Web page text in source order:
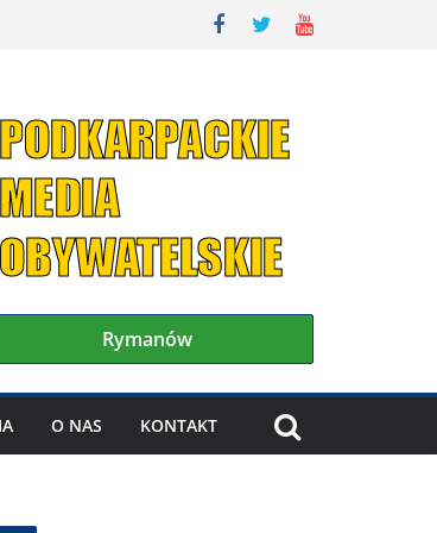
Rymanów
O NAS KONTAKT